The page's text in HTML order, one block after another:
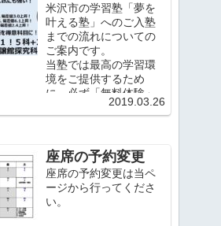
米沢市の学習塾「夢を
叶える塾」へのご入塾
までの流れについての
ご案内です。
当塾では最高の学習環
境をご提供するため
に、必ず「無料体験」
をご利用いただいた上
す。
2019.03.26
座席の予約変更
座席の予約変更は当ペ
ージから行ってくださ
い。